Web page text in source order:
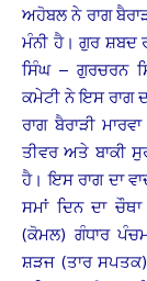
ਅਹੋਬਲ ਨੇ ਰਾਗ
ਮੰਨੀ ਹੈ। ਗੁਰ ਸ਼ਬਦ
ਸਿੰਘ – ਗੁਰਚਰਨ
ਕਮੇਟੀ ਨੇ ਇਸ ਰਾਗ
ਰਾਗ ਬੈਰਾੜੀ
ਤੀਵਰ ਅਤੇ ਬਾਕੀ
ਹੈ। ਇਸ ਰਾਗ ਦਾ
ਸਮਾਂ ਦਿਨ ਦਾ
(ਕੋਮਲ) ਗੰਧਾਰ
ਸ਼ੜਜ (ਤਾਰ